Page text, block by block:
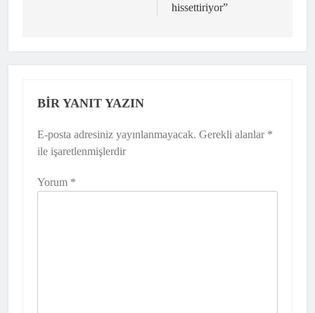
hissettiriyor”
BIR YANIT YAZIN
E-posta adresiniz yayınlanmayacak. Gerekli alanlar *
ile işaretlenmişlerdir
Yorum *